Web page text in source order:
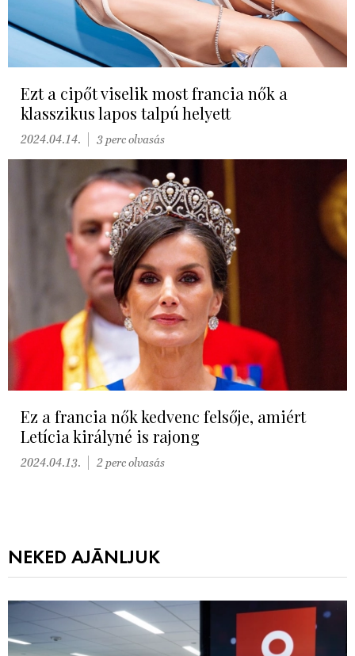
Ezt a cipőt viselik most francia nők a
klasszikus lapos talpú helyett
2024.04.14. 3 perc olvasás
Ez a francia nők kedvenc felsője, amiért
Letícia királyné is rajong
2024.04.13. 2 perc olvasás
NEKED AJÁNLJUK